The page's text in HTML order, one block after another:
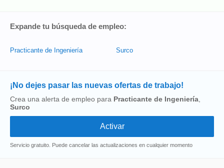
Expande tu búsqueda de empleo:
Practicante de Ingeniería Surco
¡No dejes pasar las nuevas ofertas de trabajo!
Crea una alerta de empleo para Practicante de Ingeniería
Surco
Servicio gratuito. Puede cancelar las actualizaciones en cualquier momento